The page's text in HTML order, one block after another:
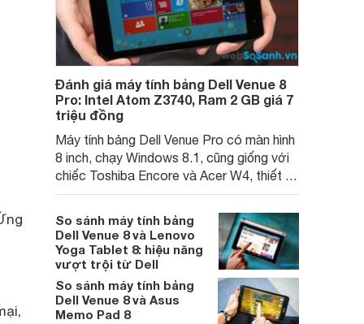
Đánh giá máy tính bảng Dell Venue 8
Pro: Intel Atom Z3740, Ram 2 GB giá 7
triệu đồng
Máy tính bảng Dell Venue Pro có màn hình
8 inch, chạy Windows 8.1, cũng giống với
chiếc Toshiba Encore và Acer W4, thiết bị
đem hỗ trợ đầy đủ các tính năng từ hệ
điều hành của Microsoft do đó có thể
không cần phải sắm thêm cho mình một
máy tính làm gì.
So sánh máy tính bảng
Dell Venue 8 và Lenovo
Yoga Tablet 8: hiệu năng
vượt trội từ Dell
So sánh máy tính bảng
Dell Venue 8 và Asus
Memo Pad 8